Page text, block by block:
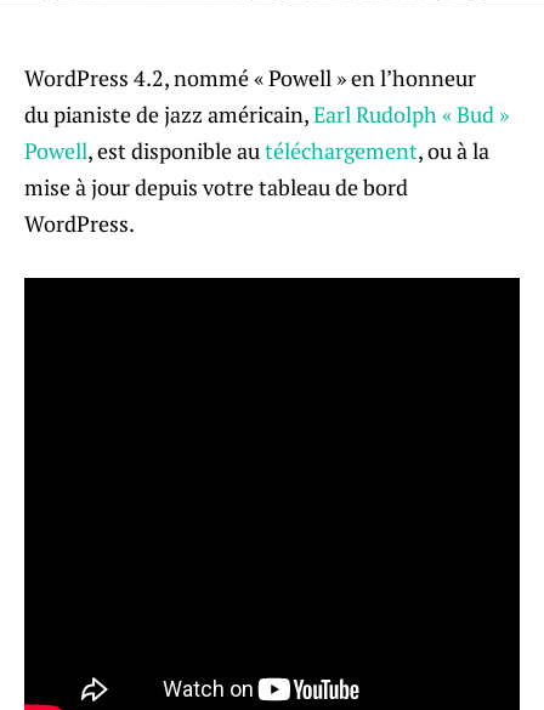
WordPress 4.2, nommé « Powell » en l’honneur
du pianiste de jazz américain,Earl Rudolph « Bud »
Powell, est disponible autéléchargement, ou à la
mise à jour depuis votre tableau de bord
WordPress.